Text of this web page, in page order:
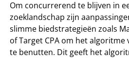
Om concurrerend te blijven in
zoeklandschap zijn
slimme biedstrategieën zoals
of Target CPA om het algoritme
te benutten. Dit geeft het